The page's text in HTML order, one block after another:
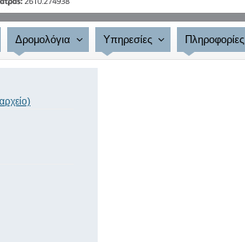
Δρομολόγια Υπηρεσίες Πληροφορίες